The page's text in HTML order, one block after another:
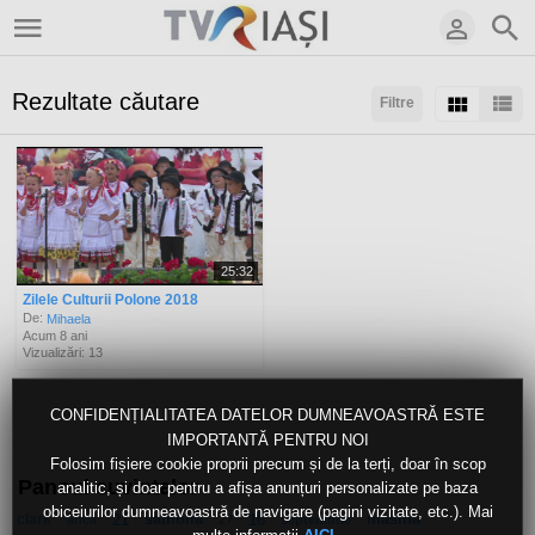
CONFIDENȚIALITATEA DATELOR DUMNEAVOASTRĂ ESTE
IMPORTANTĂ PENTRU NOI
Folosim fișiere cookie proprii precum și de la terți, doar în scop
analitic, și doar pentru a afișa anunțuri personalizate pe baza
obiceiurilor dumneavoastră de navigare (pagini vizitate, etc.). Mai
Filtre
Rezultate căutare
Sortaţi după:
25:32
Zilele Culturii Polone 2018
De: Mihaela
Acum 8 ani
Vizualizări: 13
Panoul cuvintelor
clark anca 21 samoila 27 16 septembrie masina